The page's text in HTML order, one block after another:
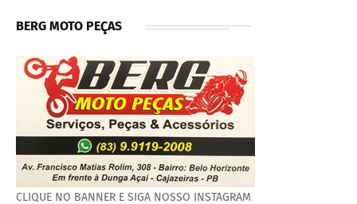
BERG MOTO PEÇAS
CLIQUE NO BANNER E SIGA NOSSO INSTAGRAM